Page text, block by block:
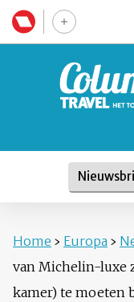
Home › Europa ›
van Michelin-luxe
kamer) te moeten